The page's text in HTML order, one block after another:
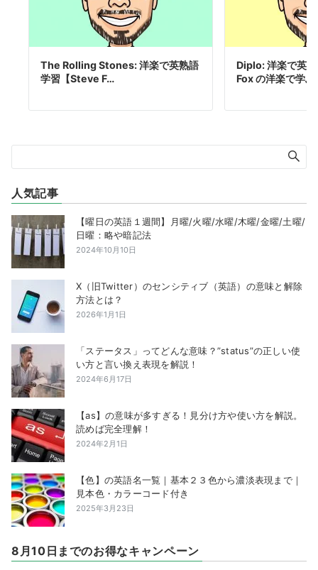
The Rolling Stones: 洋楽で英熟語
学習【Steve F…
Diplo: 洋楽で英
Fox の洋楽で学
人気記事
【曜日の英語１週間】月曜/火曜/水曜/木曜/金曜/土曜/
日曜：略や暗記法
2024年10月10日
X（旧Twitter）のセンシティブ（英語）の意味と解除
方法とは？
2026年1月1日
「ステータス」ってどんな意味？”status”の正しい使
い方と言い換え表現を解説！
2024年6月17日
【as】の意味が多すぎる！見分け方や使い方を解説。
読めば完全理解！
2024年2月1日
【色】の英語名一覧｜基本２３色から濃淡表現まで｜
見本色・カラーコード付き
2025年3月23日
8月10日までのお得なキャンペーン